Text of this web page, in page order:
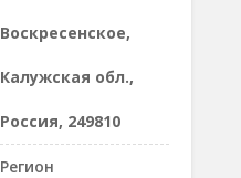
Воскресенское,
Калужская обл.,
Россия, 249810
Регион